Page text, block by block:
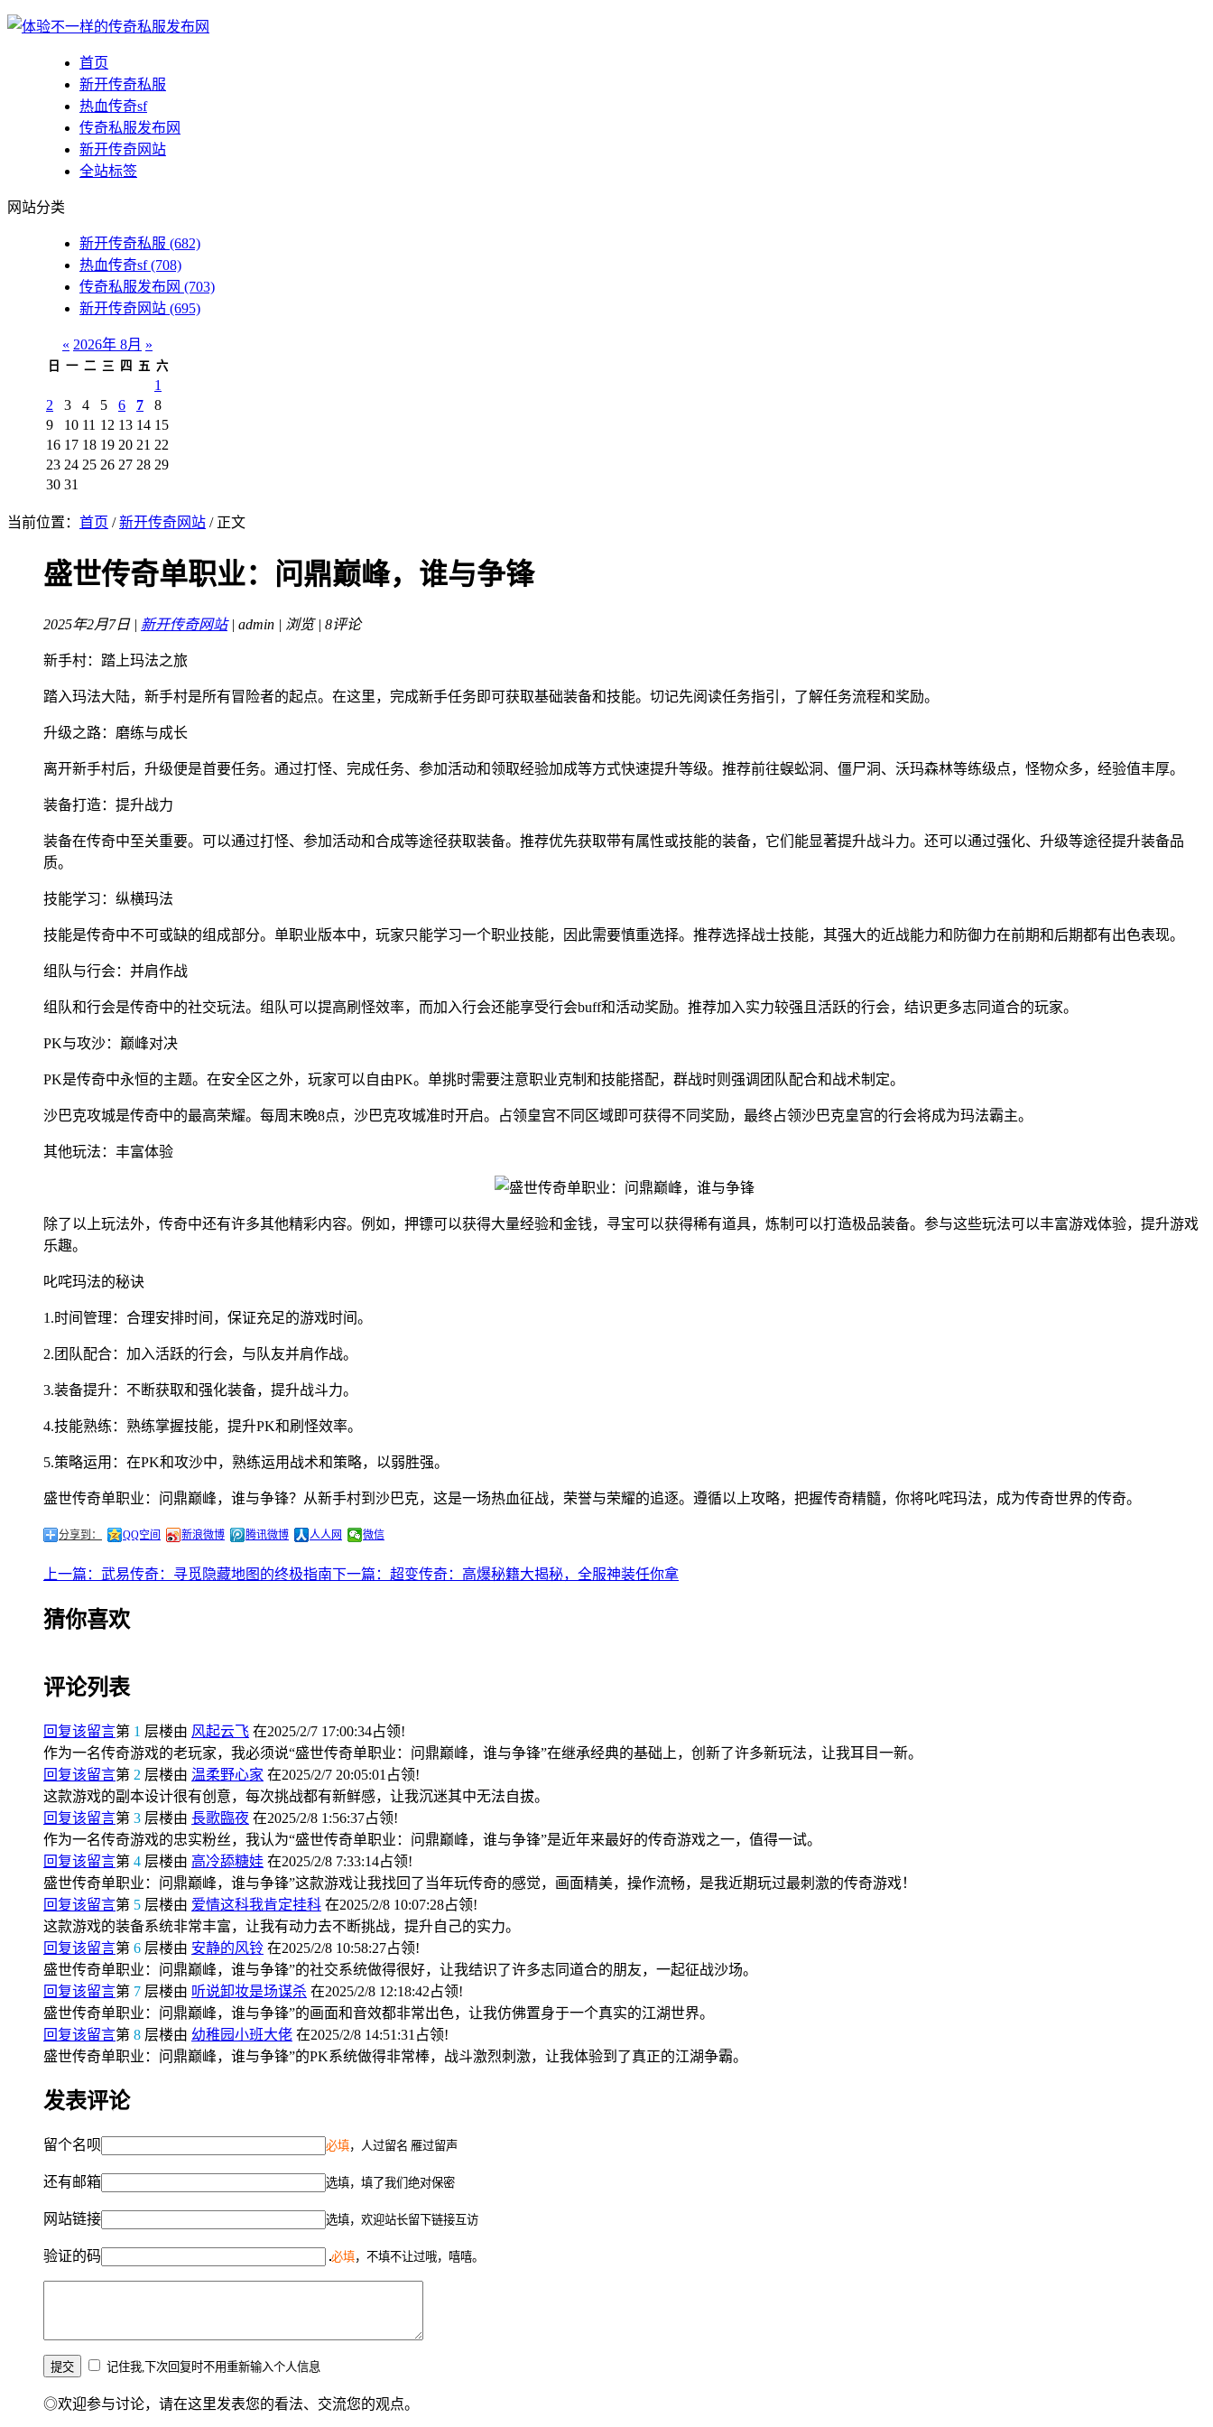
首页
新开传奇私服
热血传奇sf
传奇私服发布网
新开传奇网站
全站标签
网站分类
新开传奇私服 (682)
热血传奇sf(708)
传奇私服发布网 (703)
新开传奇网站 (695)
« 2026年 8月 »
日 一 二 三 四 五 六
1
2
3 4 5 6 7
8
9
10 11 12 13 14 15
16 17 18 19 20 21 22
23 24 25 26 27 28 29
30 31
当前位置： 首页 /新开传奇网站 / 正文
盛世传奇单职业：问鼎巅峰，谁与争锋
2025年2月7日 | 新开传奇网站| admin | 浏览 | 8评论
新手村：踏上玛法之旅
踏入玛法大陆，新手村是所有冒险者的起点。在这里，完成新手任务即可获取基础装备和技能。切记先阅读任务指引，了解任务流程和奖励。
升级之路：磨练与成长
离开新手村后，升级便是首要任务。通过打怪、完成任务、参加活动和领取经验加成等方式快速提升等级。推荐前往蜈蚣洞、僵尸洞、沃玛森林等练级点，怪物众多，经验值丰厚。
装备打造：提升战力
装备在传奇中至关重要。可以通过打怪、参加活动和合成等途径获取装备。推荐优先获取带有属性或技能的装备，它们能显著提升战斗力。还可以通过强化、升级等途径提升装备品
质。
技能学习：纵横玛法
技能是传奇中不可或缺的组成部分。单职业版本中，玩家只能学习一个职业技能，因此需要慎重选择。推荐选择战士技能，其强大的近战能力和防御力在前期和后期都有出色表现。
组队与行会：并肩作战
组队和行会是传奇中的社交玩法。组队可以提高刷怪效率，而加入行会还能享受行会buff和活动奖励。推荐加入实力较强且活跃的行会，结识更多志同道合的玩家。
PK与攻沙：巅峰对决
PK是传奇中永恒的主题。在安全区之外，玩家可以自由PK。单挑时需要注意职业克制和技能搭配，群战时则强调团队配合和战术制定。
沙巴克攻城是传奇中的最高荣耀。每周末晚8点，沙巴克攻城准时开启。占领皇宫不同区域即可获得不同奖励，最终占领沙巴克皇宫的行会将成为玛法霸主。
其他玩法：丰富体验
除了以上玩法外，传奇中还有许多其他精彩内容。例如，押镖可以获得大量经验和金钱，寻宝可以获得稀有道具，炼制可以打造极品装备。参与这些玩法可以丰富游戏体验，提升游戏
乐趣。
叱咤玛法的秘诀
1.时间管理：合理安排时间，保证充足的游戏时间。
2.团队配合：加入活跃的行会，与队友并肩作战。
3.装备提升：不断获取和强化装备，提升战斗力。
4.技能熟练：熟练掌握技能，提升PK和刷怪效率。
5.策略运用：在PK和攻沙中，熟练运用战术和策略，以弱胜强。
盛世传奇单职业：问鼎巅峰，谁与争锋？从新手村到沙巴克，这是一场热血征战，荣誉与荣耀的追逐。遵循以上攻略，把握传奇精髓，你将叱咤玛法，成为传奇世界的传奇。
分享到： QQ空间 新浪微博 腾讯微博 人人网 微信
上一篇：武易传奇：寻觅隐藏地图的终极指南下一篇：超变传奇：高爆秘籍大揭秘，全服神装任你拿
猜你喜欢
评论列表
回复该留言第 1 层楼由 风起云飞 在2025/2/7 17:00:34占领!
作为一名传奇游戏的老玩家，我必须说“盛世传奇单职业：问鼎巅峰，谁与争锋”在继承经典的基础上，创新了许多新玩法，让我耳目一新。
回复该留言第 2 层楼由 温柔野心家 在2025/2/7 20:05:01占领!
这款游戏的副本设计很有创意，每次挑战都有新鲜感，让我沉迷其中无法自拔。
回复该留言第 3 层楼由 長歌臨夜 在2025/2/8 1:56:37占领!
作为一名传奇游戏的忠实粉丝，我认为“盛世传奇单职业：问鼎巅峰，谁与争锋”是近年来最好的传奇游戏之一，值得一试。
回复该留言第 4 层楼由 高冷舔糖娃 在2025/2/8 7:33:14占领!
盛世传奇单职业：问鼎巅峰，谁与争锋”这款游戏让我找回了当年玩传奇的感觉，画面精美，操作流畅，是我近期玩过最刺激的传奇游戏！
回复该留言第 5 层楼由 爱情这科我肯定挂科 在2025/2/8 10:07:28占领!
这款游戏的装备系统非常丰富，让我有动力去不断挑战，提升自己的实力。
回复该留言第 6 层楼由 安静的风铃 在2025/2/8 10:58:27占领!
盛世传奇单职业：问鼎巅峰，谁与争锋”的社交系统做得很好，让我结识了许多志同道合的朋友，一起征战沙场。
回复该留言第 7 层楼由 听说卸妆是场谋杀 在2025/2/8 12:18:42占领!
盛世传奇单职业：问鼎巅峰，谁与争锋”的画面和音效都非常出色，让我仿佛置身于一个真实的江湖世界。
回复该留言第 8 层楼由 幼稚园小班大佬 在2025/2/8 14:51:31占领!
盛世传奇单职业：问鼎巅峰，谁与争锋”的PK系统做得非常棒，战斗激烈刺激，让我体验到了真正的江湖争霸。
发表评论
留个名呗 必填，人过留名 雁过留声
还有邮箱 选填，填了我们绝对保密
网站链接 选填，欢迎站长留下链接互访
验证的码 必填，不填不让过哦，嘻嘻。
记住我,下次回复时不用重新输入个人信息
◎欢迎参与讨论，请在这里发表您的看法、交流您的观点。